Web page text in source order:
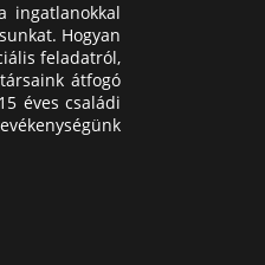
ingatlanokkal
Hogyan
feladatról,
átfogó
éves családi